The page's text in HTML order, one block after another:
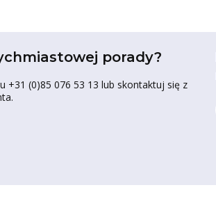
porady?
+31 (0)85 076 53 13 lub skontaktuj się z